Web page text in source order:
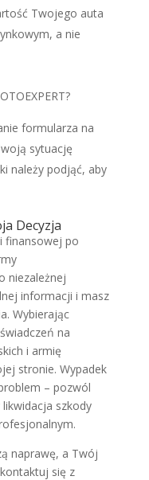
Twojego auta
a nie
formularza na
sytuację
należy podjąć, aby
Decyzja
finansowej po
niezależnej
informacji i masz
Wybierając
na
i armię
stronie. Wypadek
– pozwól
szkody
naprawę, a Twój
się z